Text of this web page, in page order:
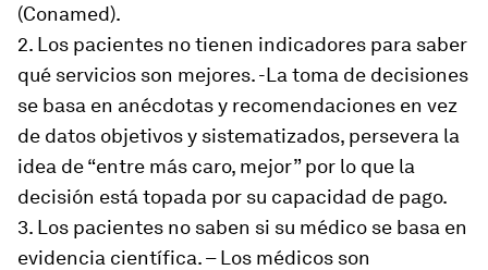
(Conamed).
2. Los pacientes no tienen indicadores para saber
qué servicios son mejores. -La toma de decisiones
se basa en anécdotas y recomendaciones en vez
de datos objetivos y sistematizados, persevera la
idea de “entre más caro, mejor” por lo que la
decisión está topada por su capacidad de pago.
3. Los pacientes no saben si su médico se basa en
evidencia científica. – Los médicos son